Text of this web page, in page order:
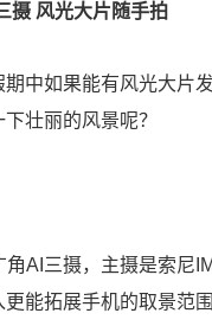
摄 风光大片随手拍
中如果能有风光大片
壮丽的风景呢？
AI三摄，主摄是索尼
能拓展手机的取景范